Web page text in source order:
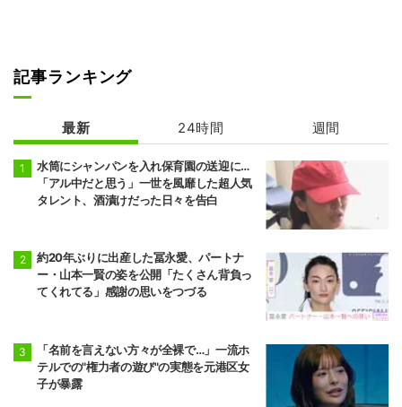
記事ランキング
最新 24時間 週間
水筒にシャンパンを入れ保育園の送迎に…
「アル中だと思う」一世を風靡した超人気
タレント、酒漬けだった日々を告白
約20年ぶりに出産した冨永愛、パートナ
ー・山本一賢の姿を公開「たくさん背負っ
てくれてる」感謝の思いをつづる
「名前を言えない方々が全裸で…」一流ホ
テルでの"権力者の遊び"の実態を元港区女
子が暴露